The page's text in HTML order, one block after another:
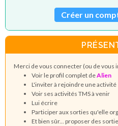
Créer un
Merci de vous connecter (ou de vous
Voir le profil complet deAlien
L'inviter à rejoindre une activité
Voir ses activités TMS à venir
Lui écrire
Participer aux sorties qu'elle
Et bien sûr... proposer des